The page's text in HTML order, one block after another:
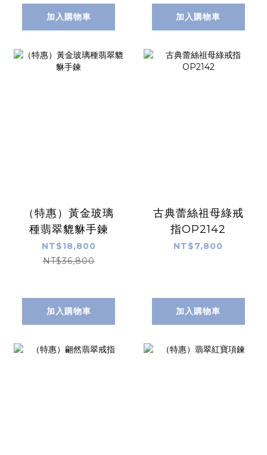
加入購物車 加入購物車
（特惠）黃金玻璃
種翡翠貔貅手鍊
NT$18,800
NT$36,800
加入購物車
古典蕾絲祖母綠戒
指OP2142
NT$7,800
加入購物車